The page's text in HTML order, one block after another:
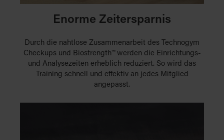
Enorme Zeitersparnis
Durch die nahtlose Zusammenarbeit des Technogym
Checkups und Biostrength™ werden die Einrichtungs-
und Analysezeiten erheblich reduziert. So wird das
Training schnell und effektiv an jedes Mitglied
angepasst.